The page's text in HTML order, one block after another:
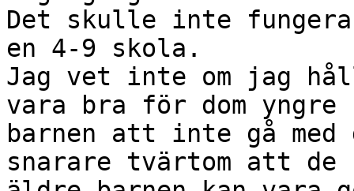
Det skulle inte fungera
en 4-9 skola.
Jag vet inte om jag
vara bra för dom yngre
barnen att inte gå med
snarare tvärtom att de